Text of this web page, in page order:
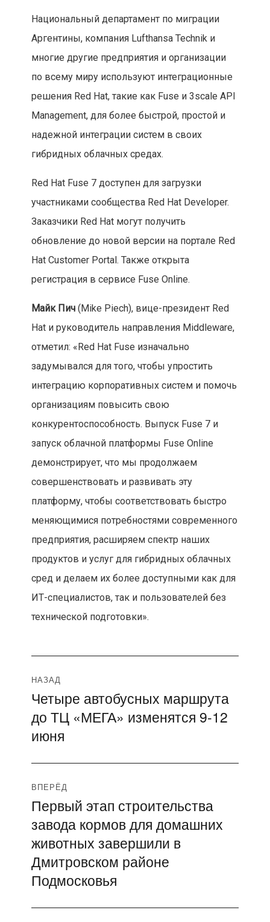
Национальный департамент по миграции
Аргентины, компания Lufthansa Technik и
многие другие предприятия и организации
по всему миру используют интеграционные
решения Red Hat, такие как Fuse и 3scale API
Management, для более быстрой, простой и
надежной интеграции систем в своих
гибридных облачных средах.
Red Hat Fuse 7 доступен для загрузки
участниками сообщества Red Hat Developer.
Заказчики Red Hat могут получить
обновление до новой версии на портале Red
Hat Customer Portal. Также открыта
регистрация в сервисе Fuse Online.
Майк Пич (Mike Piech), вице-президент Red
Hat и руководитель направления Middleware,
отметил: «Red Hat Fuse изначально
задумывался для того, чтобы упростить
интеграцию корпоративных систем и помочь
организациям повысить свою
конкурентоспособность. Выпуск Fuse 7 и
запуск облачной платформы Fuse Online
демонстрирует, что мы продолжаем
совершенствовать и развивать эту
платформу, чтобы соответствовать быстро
меняющимися потребностями современного
предприятия, расширяем спектр наших
продуктов и услуг для гибридных облачных
сред и делаем их более доступными как для
ИТ-специалистов, так и пользователей без
технической подготовки».
Навигация
по
записям
НАЗАД
Предыдущая
запись:
Четыре автобусных маршрута
до ТЦ «МЕГА» изменятся 9-12
июня
ВПЕРЁД
Следующая
запись:
Первый этап строительства
завода кормов для домашних
животных завершили в
Дмитровском районе
Подмосковья